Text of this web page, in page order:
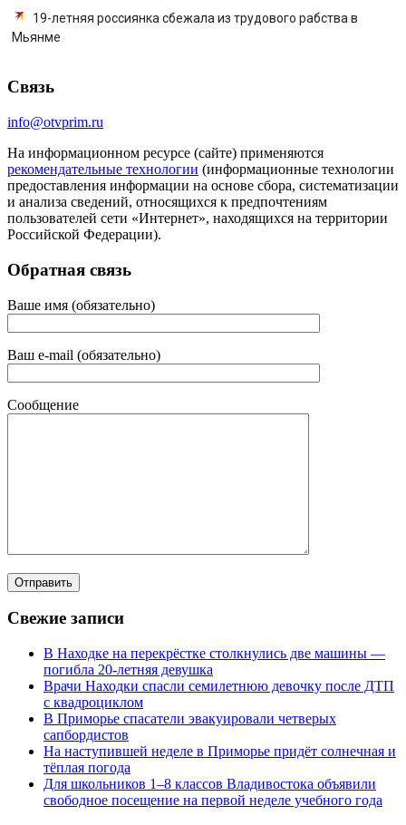
19-летняя россиянка сбежала из трудового рабства в
Мьянме
Связь
info@otvprim.ru
На информационном ресурсе (сайте) применяются
рекомендательные технологии (информационные технологии
предоставления информации на основе сбора, систематизации
и анализа сведений, относящихся к предпочтениям
пользователей сети «Интернет», находящихся на территории
Российской Федерации).
Обратная связь
Ваше имя (обязательно)
Ваш e-mail (обязательно)
Сообщение
Свежие записи
В Находке на перекрёстке столкнулись две машины —
погибла 20-летняя девушка
Врачи Находки спасли семилетнюю девочку после ДТП
с квадроциклом
В Приморье спасатели эвакуировали четверых
сапбордистов
На наступившей неделе в Приморье придёт солнечная и
тёплая погода
Для школьников 1–8 классов Владивостока объявили
свободное посещение на первой неделе учебного года